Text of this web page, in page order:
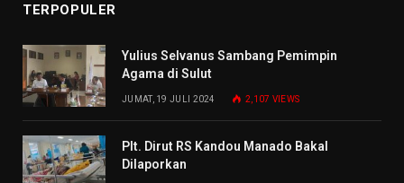
TERPOPULER
Yulius Selvanus Sambang Pemimpin
Agama di Sulut
JUMAT, 19 JULI 2024 2,107 VIEWS
Plt. Dirut RS Kandou Manado Bakal
Dilaporkan